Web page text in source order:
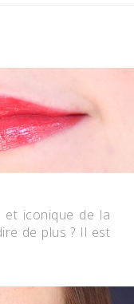
iconique de la
de plus ? Il est